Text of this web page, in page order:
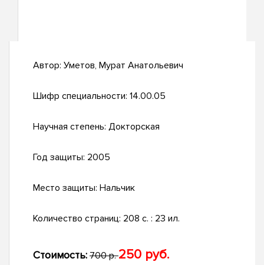
Автор: Уметов, Мурат Анатольевич
Шифр специальности: 14.00.05
Научная степень: Докторская
Год защиты: 2005
Место защиты: Нальчик
Количество страниц: 208 с. : 23 ил.
Стоимость: 700 р.250 руб.